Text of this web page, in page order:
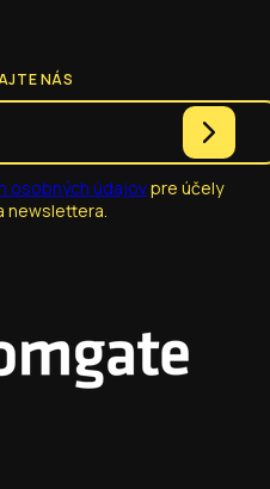
NÁS
osobných údajovpre účely
newslettera.